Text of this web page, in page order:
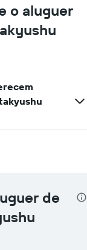
o aluguer
de